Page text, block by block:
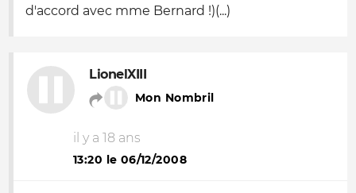
d'accord avec mme Bernard !)(...)
LionelXIII
Mon Nombril
il y a 18 ans
13:20 le 06/12/2008